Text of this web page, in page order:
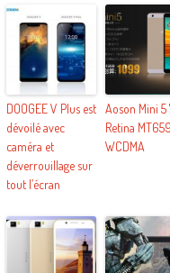
DOOGEE V Plus est
dévoilé avec
caméra et
déverrouillage sur
tout l’écran
Aoson Mini 5
Retina
WCDMA